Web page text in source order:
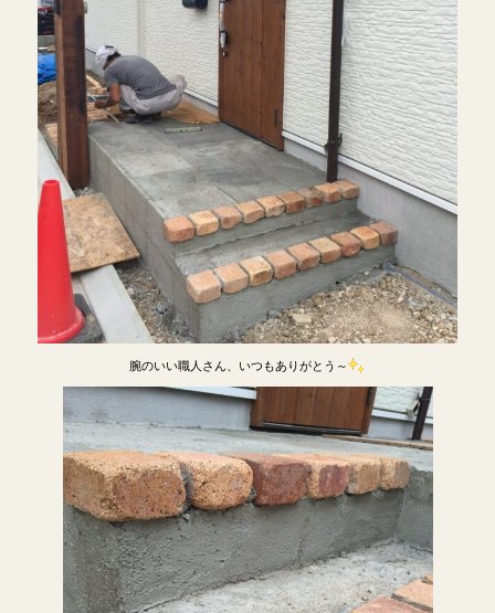
腕のいい職人さん、いつもありがとう～